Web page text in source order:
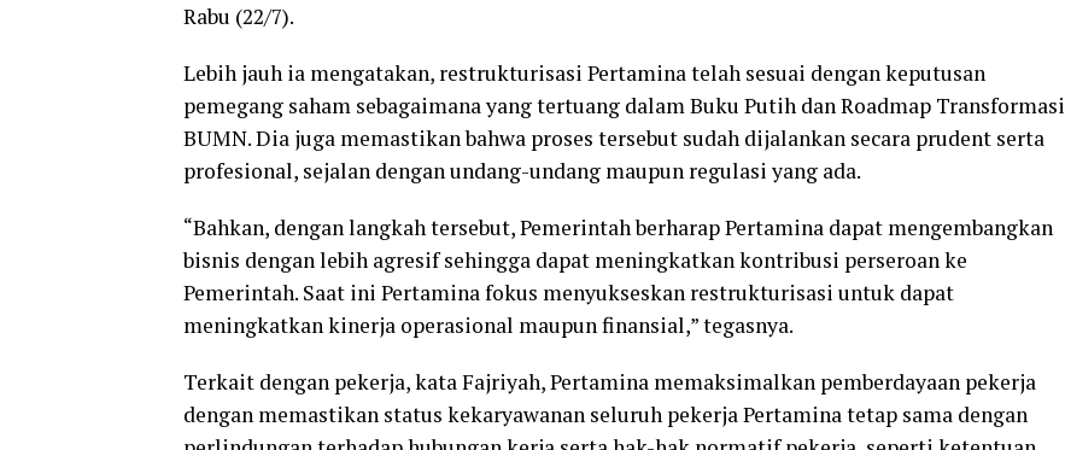
Rabu (22/7).
Lebih jauh ia mengatakan, restrukturisasi Pertamina telah sesuai dengan keputusan
pemegang saham sebagaimana yang tertuang dalam Buku Putih dan Roadmap Transformasi
BUMN. Dia juga memastikan bahwa proses tersebut sudah dijalankan secara prudent serta
profesional, sejalan dengan undang-undang maupun regulasi yang ada.
“Bahkan, dengan langkah tersebut, Pemerintah berharap Pertamina dapat mengembangkan
bisnis dengan lebih agresif sehingga dapat meningkatkan kontribusi perseroan ke
Pemerintah. Saat ini Pertamina fokus menyukseskan restrukturisasi untuk dapat
meningkatkan kinerja operasional maupun finansial,” tegasnya.
Terkait dengan pekerja, kata Fajriyah, Pertamina memaksimalkan pemberdayaan pekerja
dengan memastikan status kekaryawanan seluruh pekerja Pertamina tetap sama dengan